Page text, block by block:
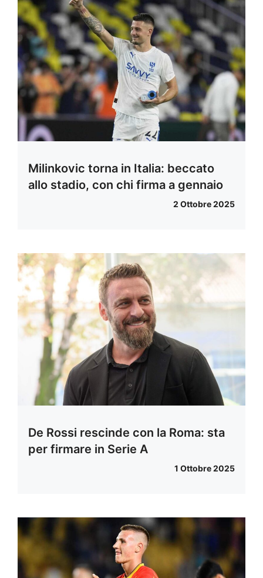
Milinkovic torna in Italia: beccato
allo stadio, con chi firma a gennaio
2 Ottobre 2025
De Rossi rescinde con la Roma: sta
per firmare in Serie A
1 Ottobre 2025